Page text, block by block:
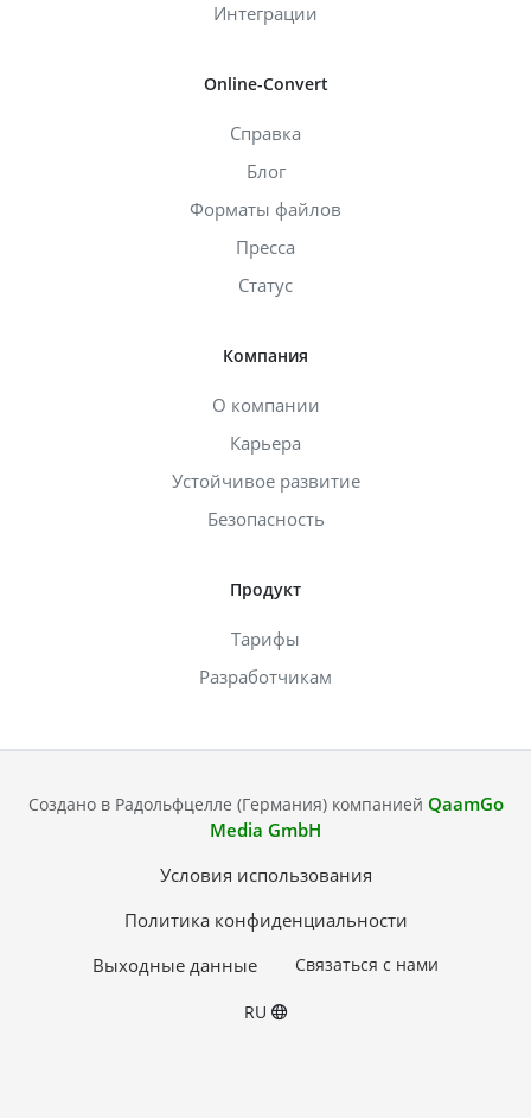
Интеграции
Online-Convert
Справка
Блог
Форматы файлов
Пресса
Статус
Компания
О компании
Карьера
Устойчивое развитие
Безопасность
Продукт
Тарифы
Разработчикам
Создано в Радольфцелле (Германия) компанией QaamGo
Media GmbH
Условия использования
Политика конфиденциальности
Выходные данные
Связаться с нами
RU